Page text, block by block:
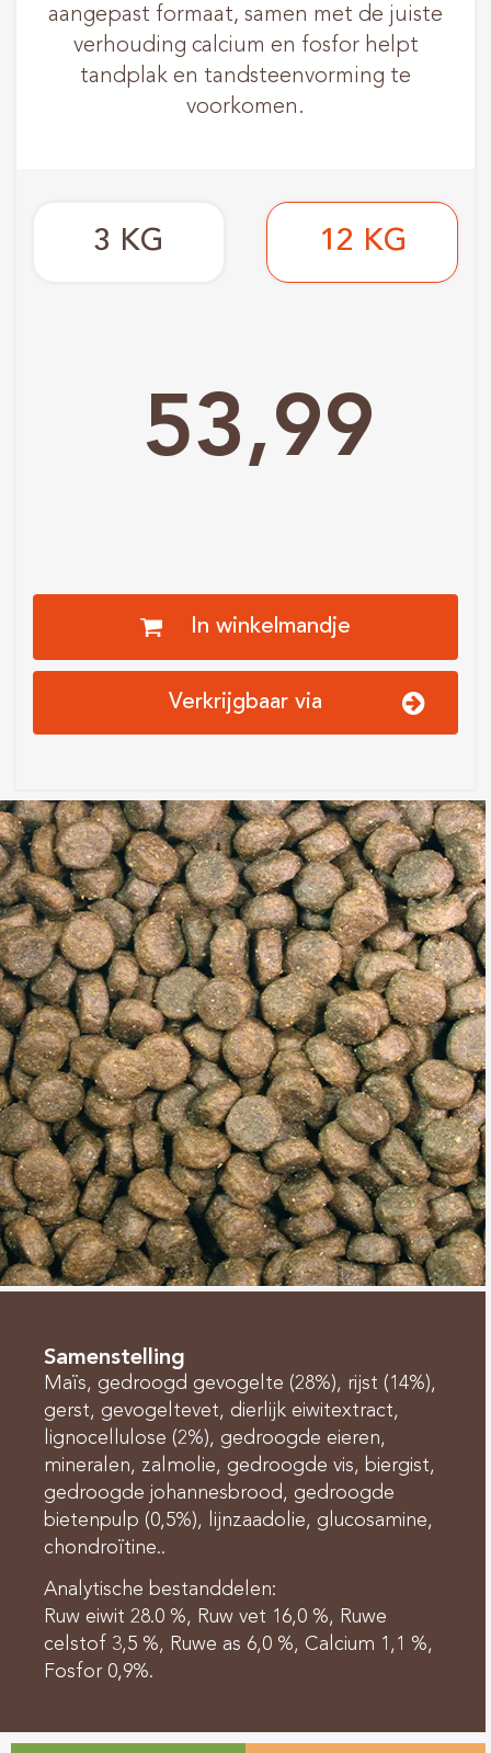
aangepast formaat, samen met de juiste
verhouding calcium en fosfor helpt
tandplak en tandsteenvorming te
voorkomen.
3 KG 12 KG
53,99
In winkelmandje
Verkrijgbaar via
Samenstelling
Maïs, gedroogd gevogelte (28%), rijst (14%),
gerst, gevogeltevet, dierlijk eiwitextract,
lignocellulose (2%), gedroogde eieren,
mineralen, zalmolie, gedroogde vis, biergist,
gedroogde johannesbrood, gedroogde
bietenpulp (0,5%), lijnzaadolie, glucosamine,
chondroïtine..
Analytische bestanddelen:
Ruw eiwit 28.0 %, Ruw vet 16,0 %, Ruwe
celstof 3,5 %, Ruwe as 6,0 %, Calcium 1,1 %,
Fosfor 0,9%.